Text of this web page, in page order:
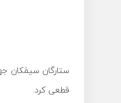
ستارگان سیمَکان جهرم با کسب
قطعی کرد.